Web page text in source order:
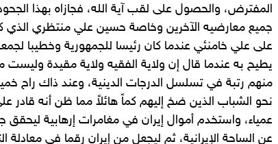
المفترض، والحصول على لقب آية الله، فجازاه بهذا
جميع معارضيه الآخرين وخاصة حسين علي منتظري الذي
على علي خامنئي عندما كان رئيسا للجمهورية وخطيبا
يطيح به عندما قال إن ولاية الفقيه ولاية مقيدة
منهم رتبة في تسلسل الدرجات الدينية، وعند ذاك راح
نحو الشباب الذين ضخ إليهم كماً هائلاً مما ظن أنه قادر
عمياء، واستخدم أموال إيران في مغامرات إرهابية
عن الساحة الإيرانية، ثم ليجعل من إيران رقما في معادلة